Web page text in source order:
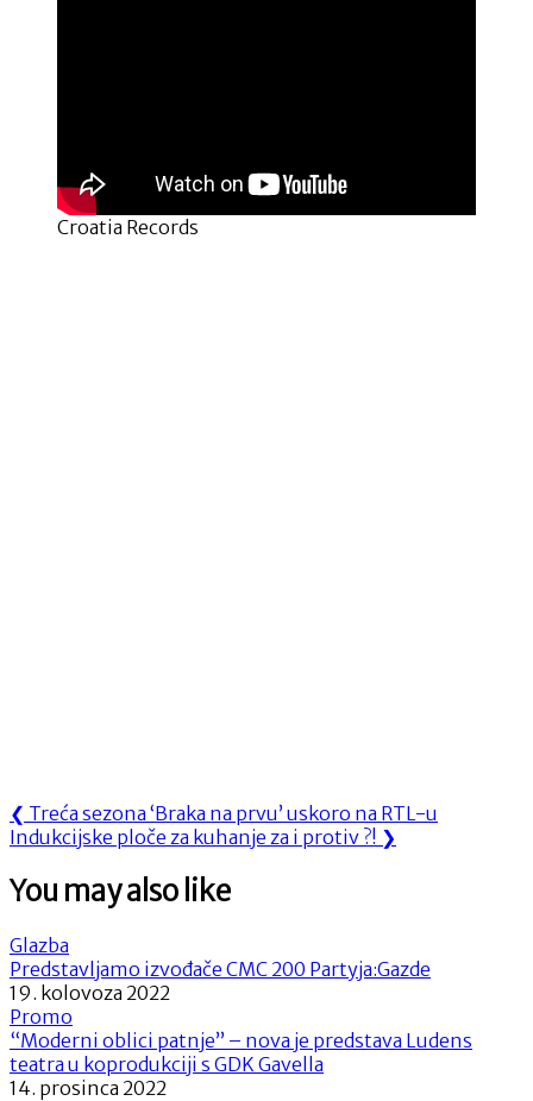
Croatia Records
Navigacija
objava
❮ Previous
Post:
Treća sezona ‘Braka na prvu’ uskoro na RTL-u
Next
Indukcijske ploče za kuhanje za i protiv ?! ❯
You may also like
Glazba
Predstavljamo izvođače CMC 200 Partyja:Gazde
19. kolovoza 2022
Promo
“Moderni oblici patnje” – nova je predstava Ludens
teatra u koprodukciji s GDK Gavella
14. prosinca 2022